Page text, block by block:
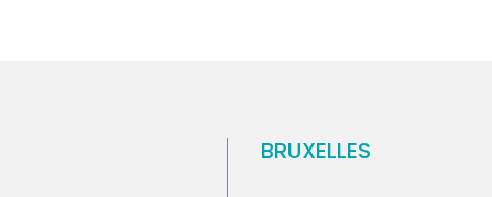
BRUXELLES